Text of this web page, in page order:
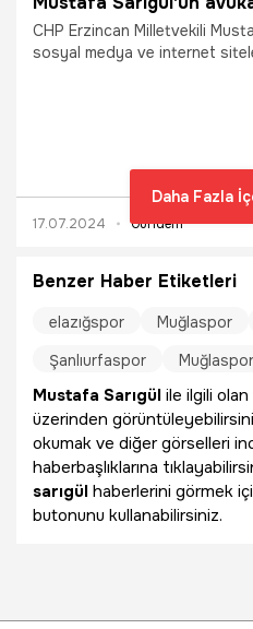
CHP Erzincan Milletvekili
sosyal medya ve internet
17.07.2024 Gündem
Daha Fazla
Benzer Haber Etiketleri
elazığspor Muğlaspor
Şanlıurfaspor
Mustafa Sarıgül ile ilgili
üzerinden
okumak ve diğer görselleri
haberbaşlıklarına
sarıgül haberlerini görmek
butonunu kullanabilirsiniz.